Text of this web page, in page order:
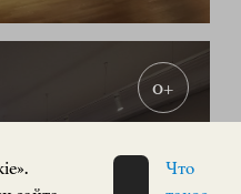
0+
Что